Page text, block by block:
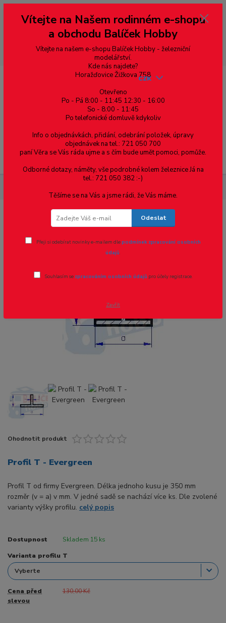
--- pro zákazníky ze Slovenska a jiných zemí, pokud chcete platit v eurech
přepněte si e-shop na euro 💶 pro přepočet měny - pravý horní roh ---
dobírky – pokud si z nějakého důvodu zásilku nevyzvednete, bude po
domluvě zaslána znovu s opětovnou platbou za poštovné, v opačném
případě bude zrušena a účet přidán na blacklist a rušeny následující
objednávky.
Menu
CZK
Profil T - Evergreen
Novinka
Ohodnotit produkt
Profil T - Evergreen
Profil T od firmy Evergreen. Délka jednoho kusu je 350 mm
rozměr (v = a) v mm. V jedné sadě se nachází více ks. Dle zvolené
varianty výšky profilu. celý popis
Dostupnost Skladem 15 ks
Varianta profilu T
Cena před
slevou
130,00 Kč
Vítejte na Našem rodinném e-shopu
a obchodu Balíček Hobby
Vítejte na našem e-shopu Balíček Hobby - železniční
modelářství.
Kde nás najdete?
Horažďovice Žižkova 758
Otevřeno
Po - Pá 8:00 - 11:45 12:30 - 16:00
So - 8:00 - 11:45
Po telefonické domluvě kdykoliv
Info o objednávkách, přidání, odebrání položek, úpravy
objednávek na tel.: 721 050 700
paní Věra se Vás ráda ujme a s čím bude umět pomoci, pomůže.
Odborné dotazy, náměty, vše podrobné kolem železnice Já na
tel.: 721 050 382 :-)
Těšíme se na Vás a jsme rádi, že Vás máme.
Odeslat
Přeji si odebírat novinky e-mailem dlepodmínek zpracování osobních
údajů.
Souhlasím se zpracováním osobních údajů pro účely registrace.
Zavřít